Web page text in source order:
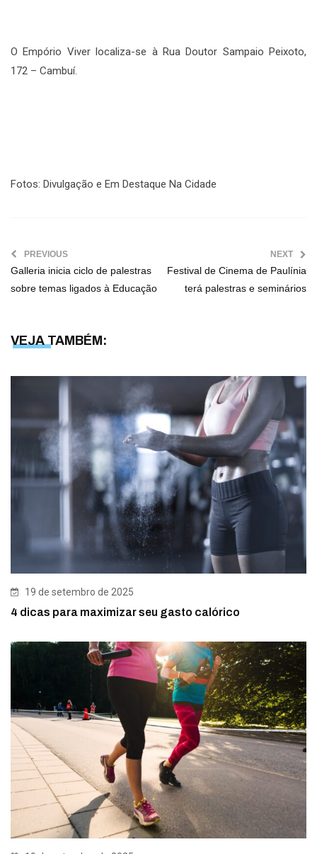
O Empório Viver localiza-se à Rua Doutor Sampaio Peixoto,
172 – Cambuí.
Fotos: Divulgação e Em Destaque Na Cidade
PREVIOUS
Galleria inicia ciclo de palestras
sobre temas ligados à Educação
NEXT
Festival de Cinema de Paulínia
terá palestras e seminários
VEJA TAMBÉM:
19 de setembro de 2025
4 dicas para maximizar seu gasto calórico